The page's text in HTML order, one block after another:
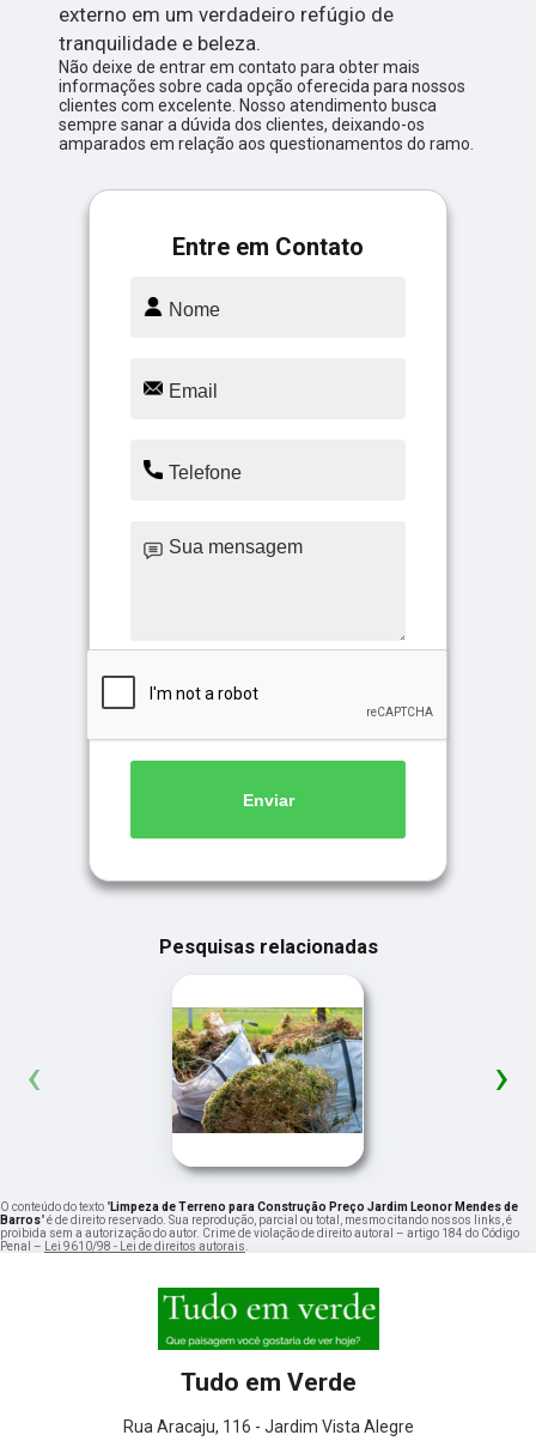
externo em um verdadeiro refúgio de
tranquilidade e beleza.
Não deixe de entrar em contato para obter mais
informações sobre cada opção oferecida para nossos
clientes com excelente. Nosso atendimento busca
sempre sanar a dúvida dos clientes, deixando-os
amparados em relação aos questionamentos do ramo.
Entre em Contato
Enviar
Pesquisas relacionadas
‹ ›
O conteúdo do texto "Limpeza de Terreno para Construção Preço Jardim Leonor Mendes de
Barros" é de direito reservado. Sua reprodução, parcial ou total, mesmo citando nossos links, é
proibida sem a autorização do autor. Crime de violação de direito autoral – artigo 184 do Código
Penal –
Lei 9610/98 - Lei de direitos autorais
Tudo em Verde
Rua Aracaju, 116 - Jardim Vista Alegre